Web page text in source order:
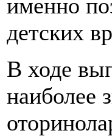
именно
детских
В ходе
наиболее